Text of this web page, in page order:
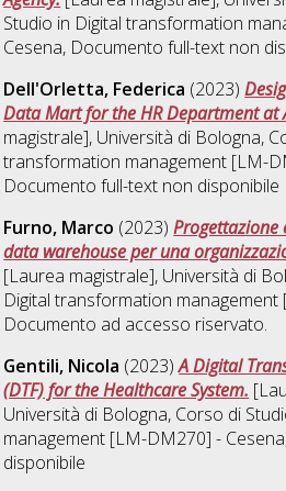
Studio in Digital transformation
Cesena, Documento full-text non
Dell'Orletta, Federica (2023)
Data Mart for the HR Department at
magistrale], Università di Bologna,
transformation management [LM-
Documento full-text non disponibile
Furno, Marco (2023)
data warehouse per una
[Laurea magistrale], Università di
Digital transformation
Documento ad accesso riservato.
Gentili, Nicola (2023)A Digital
(DTF) for the Healthcare System.
Università di Bologna, Corso di
management [LM-DM270] - Cesena
disponibile